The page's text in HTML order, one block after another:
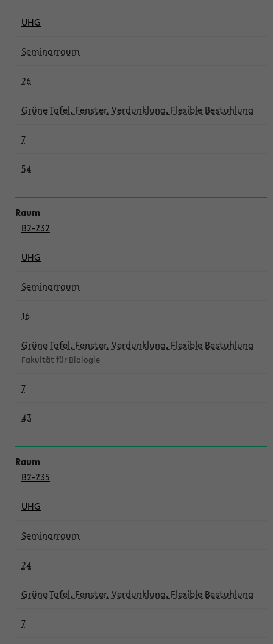
UHG
Seminarraum
26
Grüne Tafel, Fenster, Verdunklung, Flexible Bestuhlung
7
54
B2-232
UHG
Seminarraum
16
Grüne Tafel, Fenster, Verdunklung, Flexible Bestuhlung
Fakultät für Biologie
7
43
B2-235
UHG
Seminarraum
24
Grüne Tafel, Fenster, Verdunklung, Flexible Bestuhlung
7